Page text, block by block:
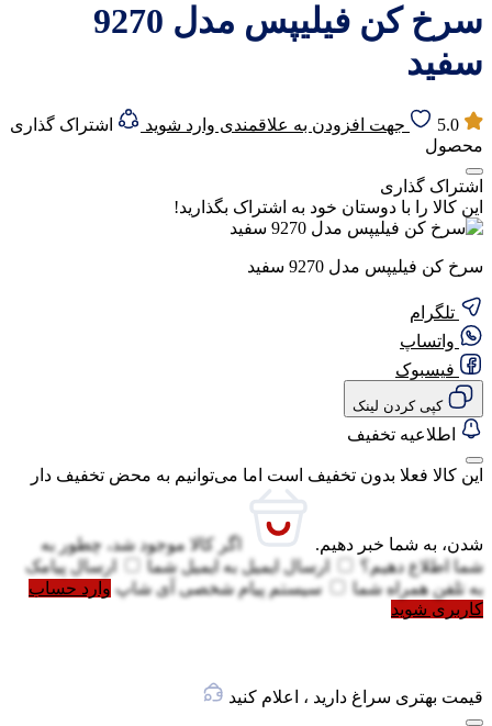
سرخ کن فیلیپس مدل 9270
سفید
5.0 جهت افزودن به علاقمندی وارد شوید
اشتراک گذاری
محصول
اشتراک گذاری
این کالا را با دوستان خود به اشتراک بگذارید!
سرخ کن فیلیپس مدل 9270 سفید
تلگرام
واتساپ
فیسبوک
کپی کردن لینک
اطلاعیه تخفیف
این کالا فعلا بدون تخفیف است اما می‌توانیم به محض تخفیف دار
شدن، به شما خبر دهیم.
اگر کالا موجود شد، چطور به
شما اطلاع دهیم؟
ارسال ایمیل به ایمیل شما
ارسال پیامک
به تلفن همراه شما سیستم پیام شخصی آی شاپ وارد حساب
کاربری شوید
قیمت بهتری سراغ دارید ، اعلام کنید